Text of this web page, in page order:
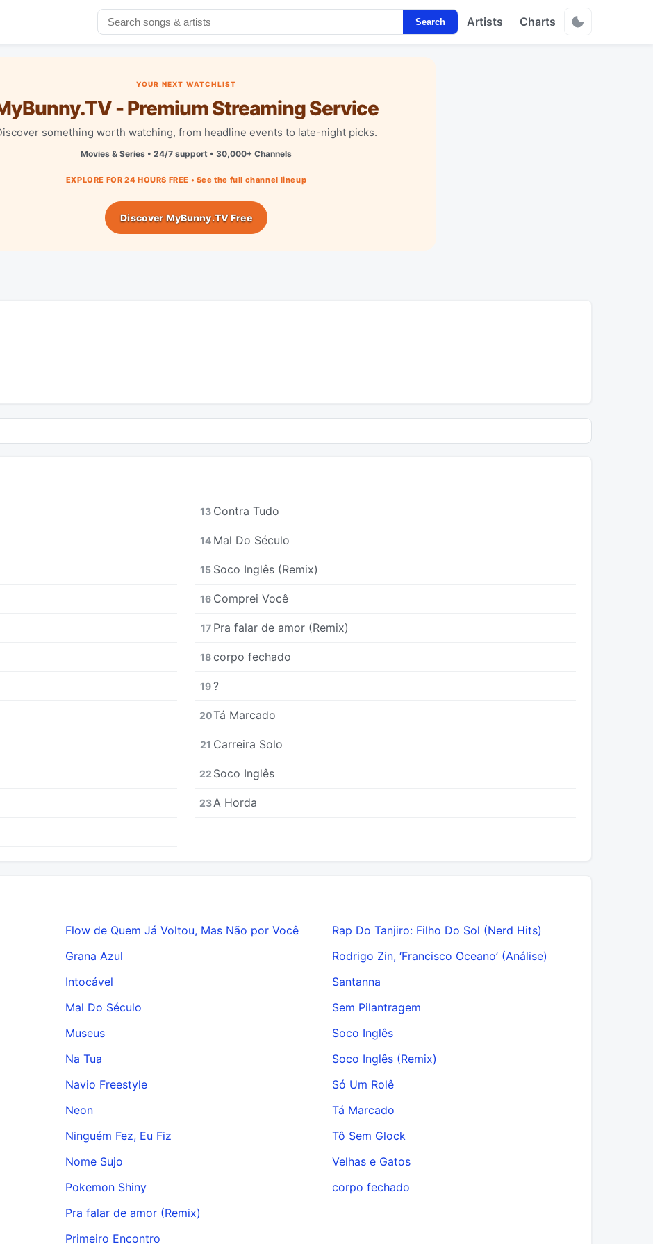
Search Artists Charts
YOUR NEXT WATCHLIST
- Premium Streaming Service
something worth watching, from headline events to late-night picks.
Movies & Series • 24/7 support • 30,000+ Channels
EXPLORE FOR 24 HOURS FREE • See the full channel lineup
Discover MyBunny.TV Free
13 Contra Tudo
14 Mal Do Século
15 Soco Inglês (Remix)
16 Comprei Você
17 Pra falar de amor (Remix)
18​corpo fechado
19?
20Tá Marcado
21 Carreira Solo
22 Soco Inglês
23A Horda
Flow de Quem Já Voltou, Mas Não por Você
Grana Azul
Intocável
Mal Do Século
Museus
Na Tua
Navio Freestyle
Neon
Ninguém Fez, Eu Fiz
Nome Sujo
Pokemon Shiny
Pra falar de amor (Remix)
Primeiro Encontro
Rap Do Tanjiro: Filho Do Sol (Nerd Hits)
Rodrigo Zin, ‘Francisco Oceano’ (Análise)
Santanna
Sem Pilantragem
Soco Inglês
Soco Inglês (Remix)
Só Um Rolê
Tá Marcado
Tô Sem Glock
Velhas e Gatos
​corpo fechado